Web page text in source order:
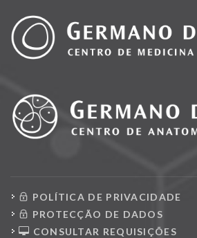
POLÍTICA DE PRIVACIDADE
PROTECÇÃO DE DADOS
CONSULTAR REQUISIÇÕES